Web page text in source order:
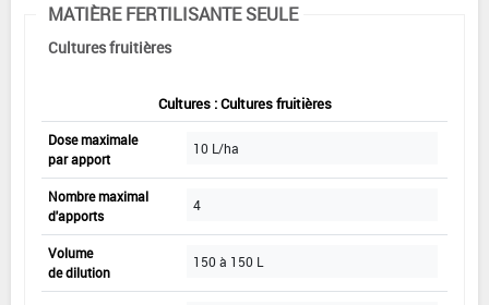
MATIÈRE FERTILISANTE SEULE
Cultures fruitières
Cultures : Cultures fruitières
Dose maximale
par apport
10 L/ha
Nombre maximal
d'apports
4
Volume
de dilution
150 à 150 L